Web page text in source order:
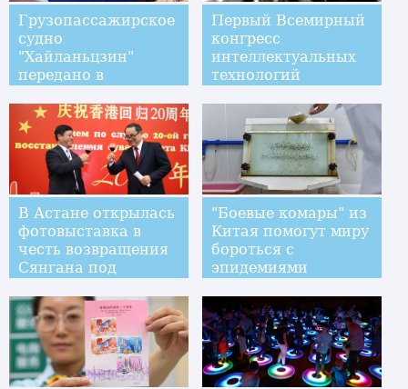
Грузопассажирское
судно
"Хайланьцзин"
передано в
Первый Всемирный
конгресс
интеллектуальных
технологий
Тяньцзине
В Астане открылась
фотовыставка в
честь возвращения
Сянгана под
"Боевые комары" из
Китая помогут миру
бороться с
эпидемиями